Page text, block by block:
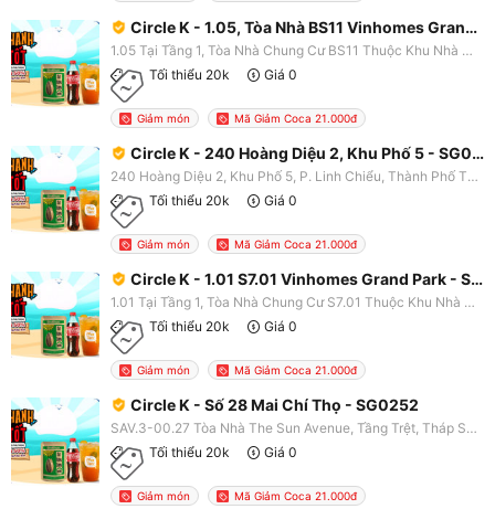
Circle K - 1.05, Tòa Nhà BS11 Vinhomes Grand Park - SG0335
1.05 Tại Tầng 1, Tòa Nhà Chung Cư BS11 Thuộc Khu Nhà Ở Cao Tầng - Dự Án Khu Dân Cư Và Công Viên Phước Thiện Tại Số 88 Đường Phước Thiện, Khu Phố Phước Thiện, P. Long Bình, Thành Phố Thủ Đức, TP. HCM
Tối thiểu 20k
Giá 0
Giảm món Mã Giảm Coca 21.000đ
Circle K - 240 Hoàng Diệu 2, Khu Phố 5 - SG0330
240 Hoàng Diệu 2, Khu Phố 5, P. Linh Chiểu, Thành Phố Thủ Đức, TP. HCM
Tối thiểu 20k
Giá 0
Giảm món Mã Giảm Coca 21.000đ
Circle K - 1.01 S7.01 Vinhomes Grand Park - SG0339
1.01 Tại Tầng 1, Tòa Nhà Chung Cư S7.01 Thuộc Khu Nhà Ở Cao Tầng - Dự Án Khu Dân Cư Và Công Viên Phước Thiện Tại Số 88 Đường Phước Thiện, Khu Phố Phước Thiện, P. Long Thạnh Mỹ, Thành Phố Thủ Đức, TP. HCM
Tối thiểu 20k
Giá 0
Giảm món Mã Giảm Coca 21.000đ
Circle K - Số 28 Mai Chí Thọ - SG0252
SAV.3-00.27 Tòa Nhà The Sun Avenue, Tầng Trệt, Tháp S3, Số 28 Mai Chí Thọ, P. An Phú, Thành Phố Thủ Đức, TP. HCM
Tối thiểu 20k
Giá 0
Giảm món Mã Giảm Coca 21.000đ